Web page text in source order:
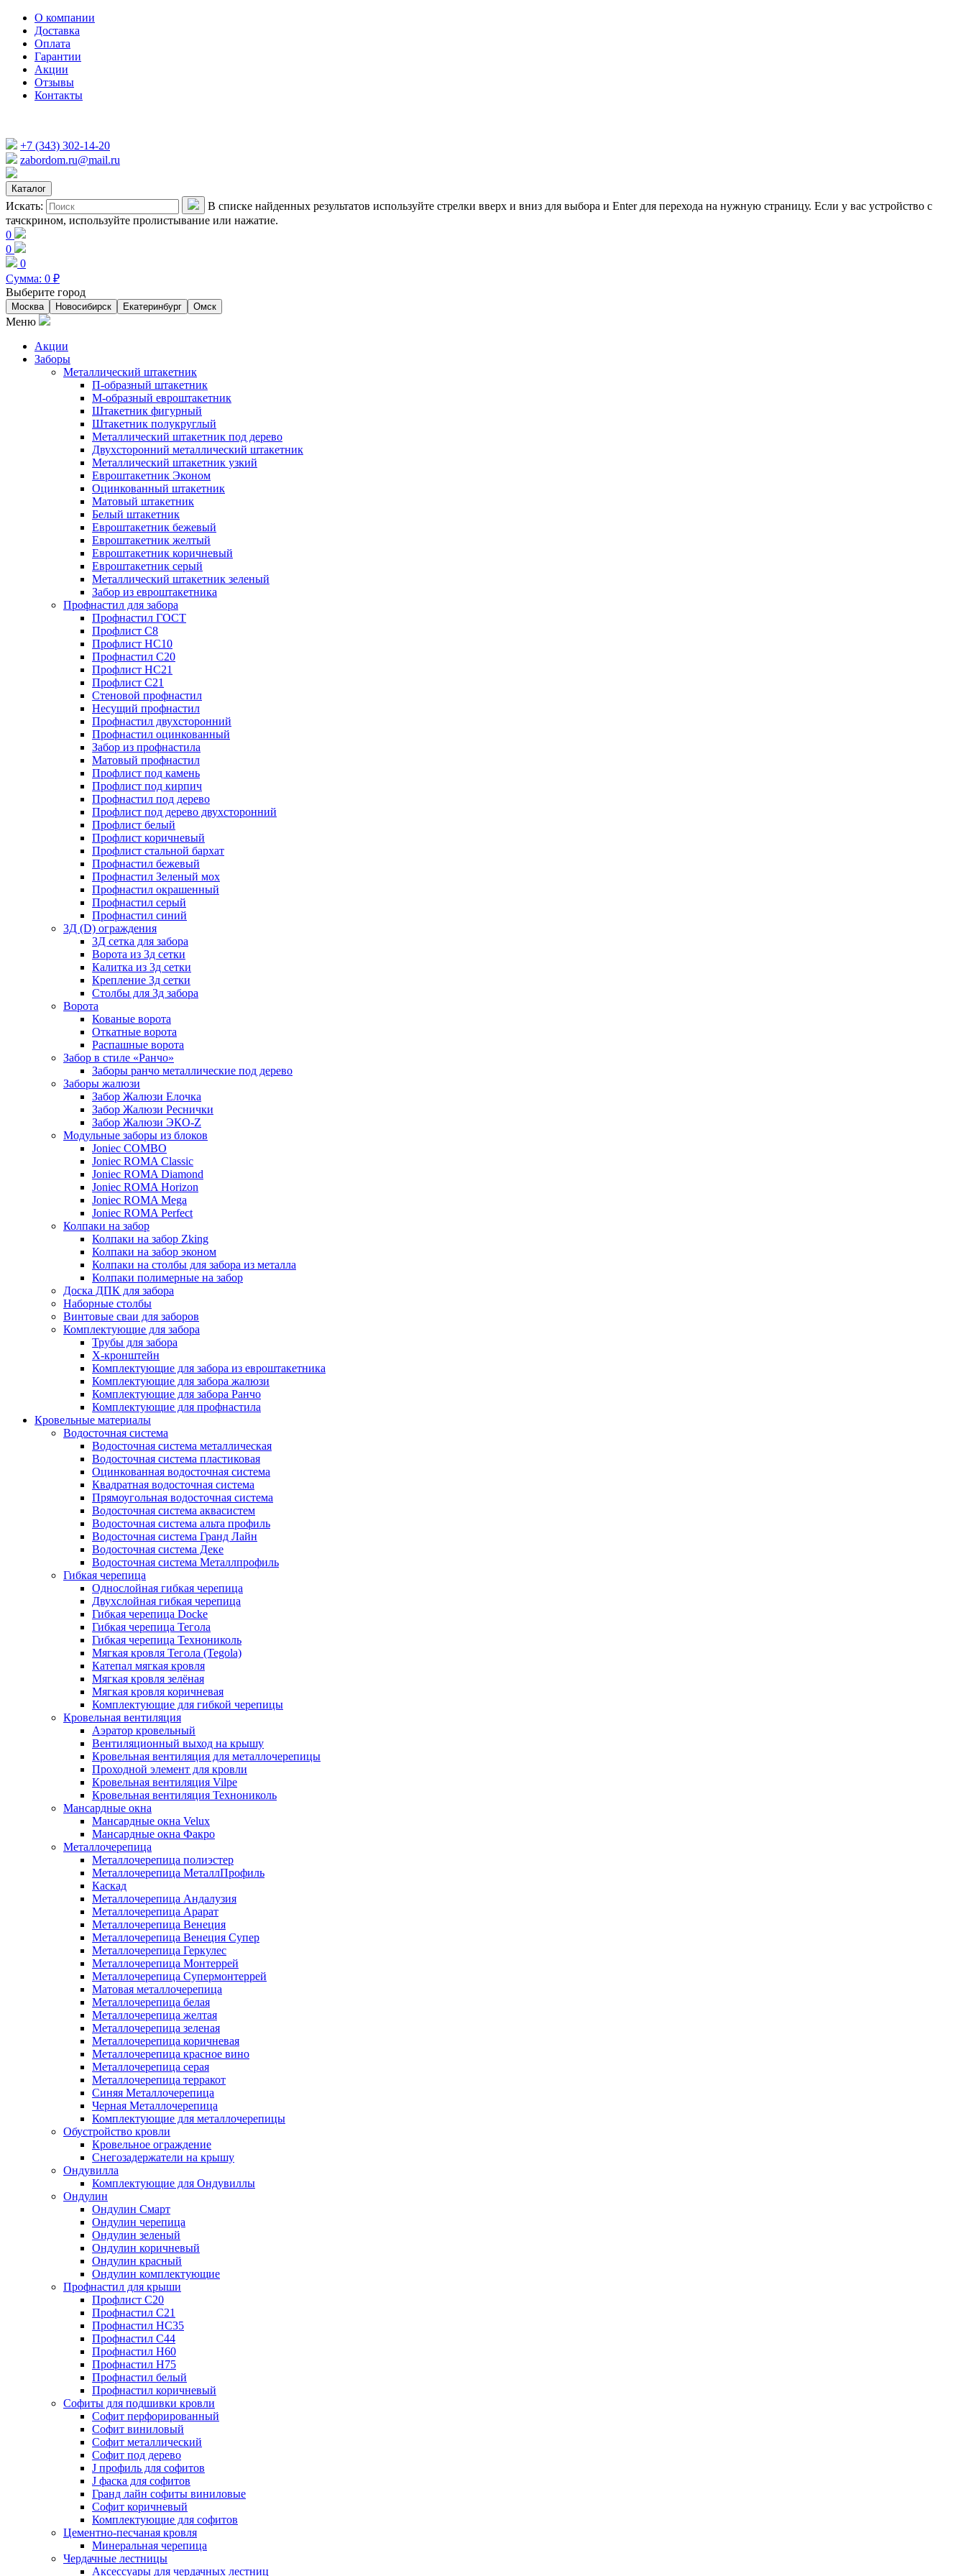
О компании
Доставка
Оплата
Гарантии
Акции
Отзывы
Контакты
+7 (343) 302-14-20
zabordom.ru@mail.ru
Каталог
Искать:
В списке найденных результатов используйте стрелки вверх и вниз для выбора и Enter для перехода на нужную страницу. Если у вас устройство с
тачскрином, используйте пролистывание или нажатие.
0
0
0
Сумма: 0 ₽
Выберите город
Москва Новосибирск Екатеринбург Омск
Меню
Акции
Заборы
Металлический штакетник
П-образный штакетник
М-образный евроштакетник
Штакетник фигурный
Штакетник полукруглый
Металлический штакетник под дерево
Двухсторонний металлический штакетник
Металлический штакетник узкий
Евроштакетник Эконом
Оцинкованный штакетник
Матовый штакетник
Белый штакетник
Евроштакетник бежевый
Евроштакетник желтый
Евроштакетник коричневый
Евроштакетник серый
Металлический штакетник зеленый
Забор из евроштакетника
Профнастил для забора
Профнастил ГОСТ
Профлист С8
Профлист НС10
Профнастил С20
Профлист НС21
Профлист С21
Стеновой профнастил
Несущий профнастил
Профнастил двухсторонний
Профнастил оцинкованный
Забор из профнастила
Матовый профнастил
Профлист под камень
Профлист под кирпич
Профнастил под дерево
Профлист под дерево двухсторонний
Профлист белый
Профлист коричневый
Профлист стальной бархат
Профнастил бежевый
Профнастил Зеленый мох
Профнастил окрашенный
Профнастил серый
Профнастил синий
3Д (D) ограждения
3Д сетка для забора
Ворота из 3д сетки
Калитка из 3д сетки
Крепление 3д сетки
Столбы для 3д забора
Ворота
Кованые ворота
Откатные ворота
Распашные ворота
Забор в стиле «Ранчо»
Заборы ранчо металлические под дерево
Заборы жалюзи
Забор Жалюзи Елочка
Забор Жалюзи Реснички
Забор Жалюзи ЭКО-Z
Модульные заборы из блоков
Joniec COMBO
Joniec ROMA Classic
Joniec ROMA Diamond
Joniec ROMA Horizon
Joniec ROMA Mega
Joniec ROMA Perfect
Колпаки на забор
Колпаки на забор Zking
Колпаки на забор эконом
Колпаки на столбы для забора из металла
Колпаки полимерные на забор
Доска ДПК для забора
Наборные столбы
Винтовые сваи для заборов
Комплектующие для забора
Трубы для забора
Х-кронштейн
Комплектующие для забора из евроштакетника
Комплектующие для забора жалюзи
Комплектующие для забора Ранчо
Комплектующие для профнастила
Кровельные материалы
Водосточная система
Водосточная система металлическая
Водосточная система пластиковая
Оцинкованная водосточная система
Квадратная водосточная система
Прямоугольная водосточная система
Водосточная система аквасистем
Водосточная система альта профиль
Водосточная система Гранд Лайн
Водосточная система Деке
Водосточная система Металлпрофиль
Гибкая черепица
Однослойная гибкая черепица
Двухслойная гибкая черепица
Гибкая черепица Docke
Гибкая черепица Тегола
Гибкая черепица Технониколь
Мягкая кровля Тегола (Tegola)
Катепал мягкая кровля
Мягкая кровля зелёная
Мягкая кровля коричневая
Комплектующие для гибкой черепицы
Кровельная вентиляция
Аэратор кровельный
Вентиляционный выход на крышу
Кровельная вентиляция для металлочерепицы
Проходной элемент для кровли
Кровельная вентиляция Vilpe
Кровельная вентиляция Технониколь
Мансардные окна
Мансардные окна Velux
Мансардные окна Факро
Металлочерепица
Металлочерепица полиэстер
Металлочерепица МеталлПрофиль
Каскад
Металлочерепица Андалузия
Металлочерепица Арарат
Металлочерепица Венеция
Металлочерепица Венеция Супер
Металлочерепица Геркулес
Металлочерепица Монтеррей
Металлочерепица Супермонтеррей
Матовая металлочерепица
Металлочерепица белая
Металлочерепица желтая
Металлочерепица зеленая
Металлочерепица коричневая
Металлочерепица красное вино
Металлочерепица серая
Металлочерепица терракот
Синяя Металлочерепица
Черная Металлочерепица
Комплектующие для металлочерепицы
Обустройство кровли
Кровельное ограждение
Снегозадержатели на крышу
Ондувилла
Комплектующие для Ондувиллы
Ондулин
Ондулин Смарт
Ондулин черепица
Ондулин зеленый
Ондулин коричневый
Ондулин красный
Ондулин комплектующие
Профнастил для крыши
Профлист С20
Профнастил С21
Профнастил НС35
Профнастил С44
Профнастил Н60
Профнастил Н75
Профнастил белый
Профнастил коричневый
Софиты для подшивки кровли
Cофит перфорированный
Софит виниловый
Софит металлический
Софит под дерево
J профиль для софитов
J фаска для софитов
Гранд лайн софиты виниловые
Софит коричневый
Комплектующие для софитов
Цементно-песчаная кровля
Минеральная черепица
Чердачные лестницы
Аксессуары для чердачных лестниц